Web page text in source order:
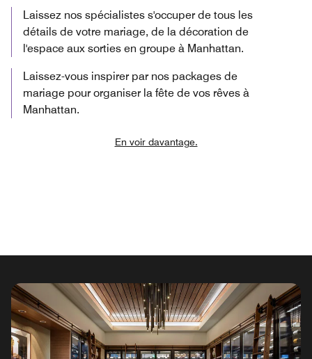
Laissez nos spécialistes s'occuper de tous les
détails de votre mariage, de la décoration de
l'espace aux sorties en groupe à Manhattan.
Laissez-vous inspirer par nos packages de
mariage pour organiser la fête de vos rêves à
Manhattan.
En voir davantage.